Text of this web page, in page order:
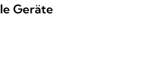
Geräte